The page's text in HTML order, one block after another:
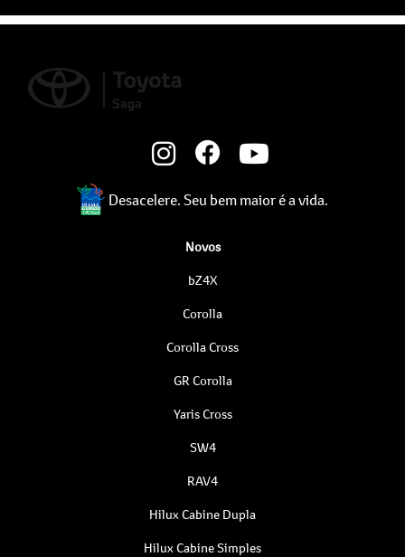
Desacelere. Seu bem maior é a vida.
Novos
bZ4X
Corolla
Corolla Cross
GR Corolla
Yaris Cross
SW4
RAV4
Hilux Cabine Dupla
Hilux Cabine Simples